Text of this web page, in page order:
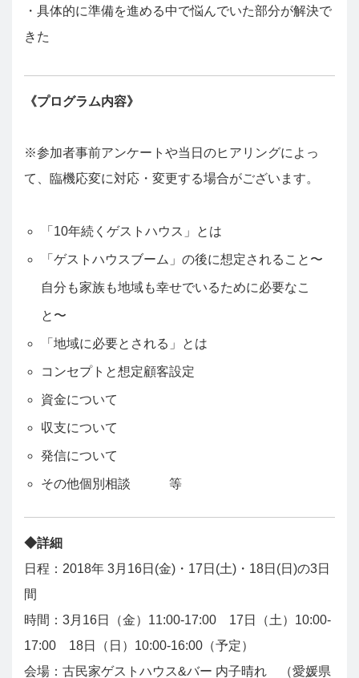
・具体的に準備を進める中で悩んでいた部分が解決で
きた
《プログラム内容》
※参加者事前アンケートや当日のヒアリングによっ
て、臨機応変に対応・変更する場合がございます。
「10年続くゲストハウス」とは
「ゲストハウスブーム」の後に想定されること〜
自分も家族も地域も幸せでいるために必要なこ
と〜
「地域に必要とされる」とは
コンセプトと想定顧客設定
資金について
収支について
発信について
その他個別相談 等
◆詳細
日程：2018年 3月16日(金)・17日(土)・18日(日)の3日
間
時間：3月16日（金）11:00-17:00 17日（土）10:00-
17:00 18日（日）10:00-16:00（予定）
会場：古民家ゲストハウス&バー 内子晴れ （愛媛県